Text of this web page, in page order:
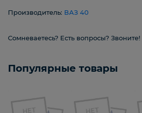
Производитель: ВАЗ 40
Сомневаетесь? Есть вопросы? Звоните!
Популярные товары